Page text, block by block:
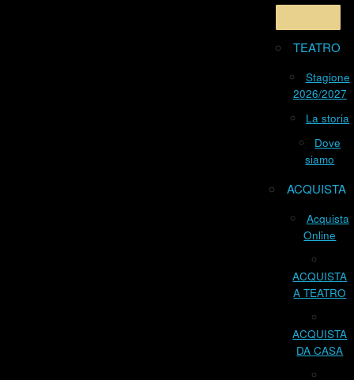
TEATRO
Stagione
2026/2027
La storia
Dove
siamo
ACQUISTA
Acquista
Online
ACQUISTA
A TEATRO
ACQUISTA
DA CASA